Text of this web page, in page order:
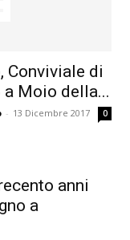
Conviviale di
a Moio della...
- 13 Dicembre 2017 0
anni
a